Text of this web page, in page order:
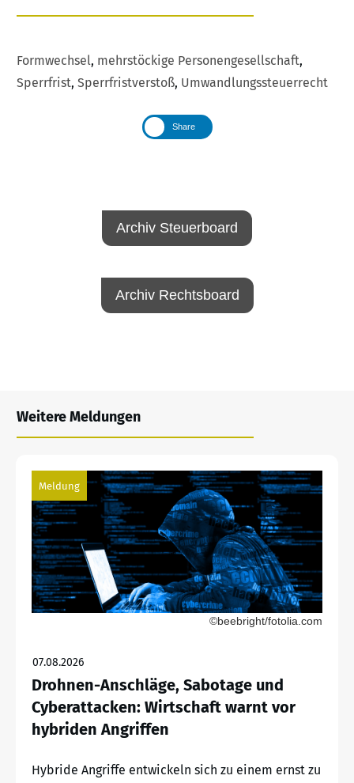
Formwechsel, mehrstöckige Personengesellschaft,
Sperrfrist, Sperrfristverstoß, Umwandlungssteuerrecht
Share
Archiv Steuerboard
Archiv Rechtsboard
Weitere Meldungen
Meldung
©beebright/fotolia.com
07.08.2026
Drohnen-Anschläge, Sabotage und
Cyberattacken: Wirtschaft warnt vor
hybriden Angriffen
Hybride Angriffe entwickeln sich zu einem ernst zu